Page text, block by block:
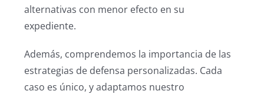
alternativas con menor efecto en su
expediente.
Además, comprendemos la importancia de las
estrategias de defensa personalizadas. Cada
caso es único, y adaptamos nuestro